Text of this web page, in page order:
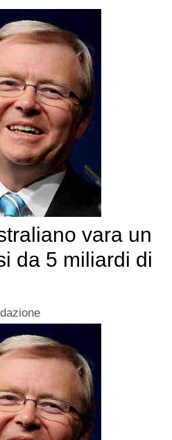
vara un
da 5 miliardi di